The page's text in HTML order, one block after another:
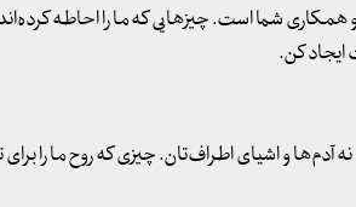
شما است. چیزهایی که ما را احاطه
ایجاد کن.
آدم‌ها و اشیای اطراف‌تان. چیزی که روح ما را برای